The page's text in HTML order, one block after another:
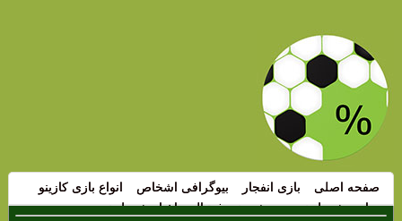
صفحه اصلی بازی انفجار بیوگرافی اشخاص
انواع بازی کازینو
سایت شرط بندی
پیش بینی فوتبال اخبار شرط بندی